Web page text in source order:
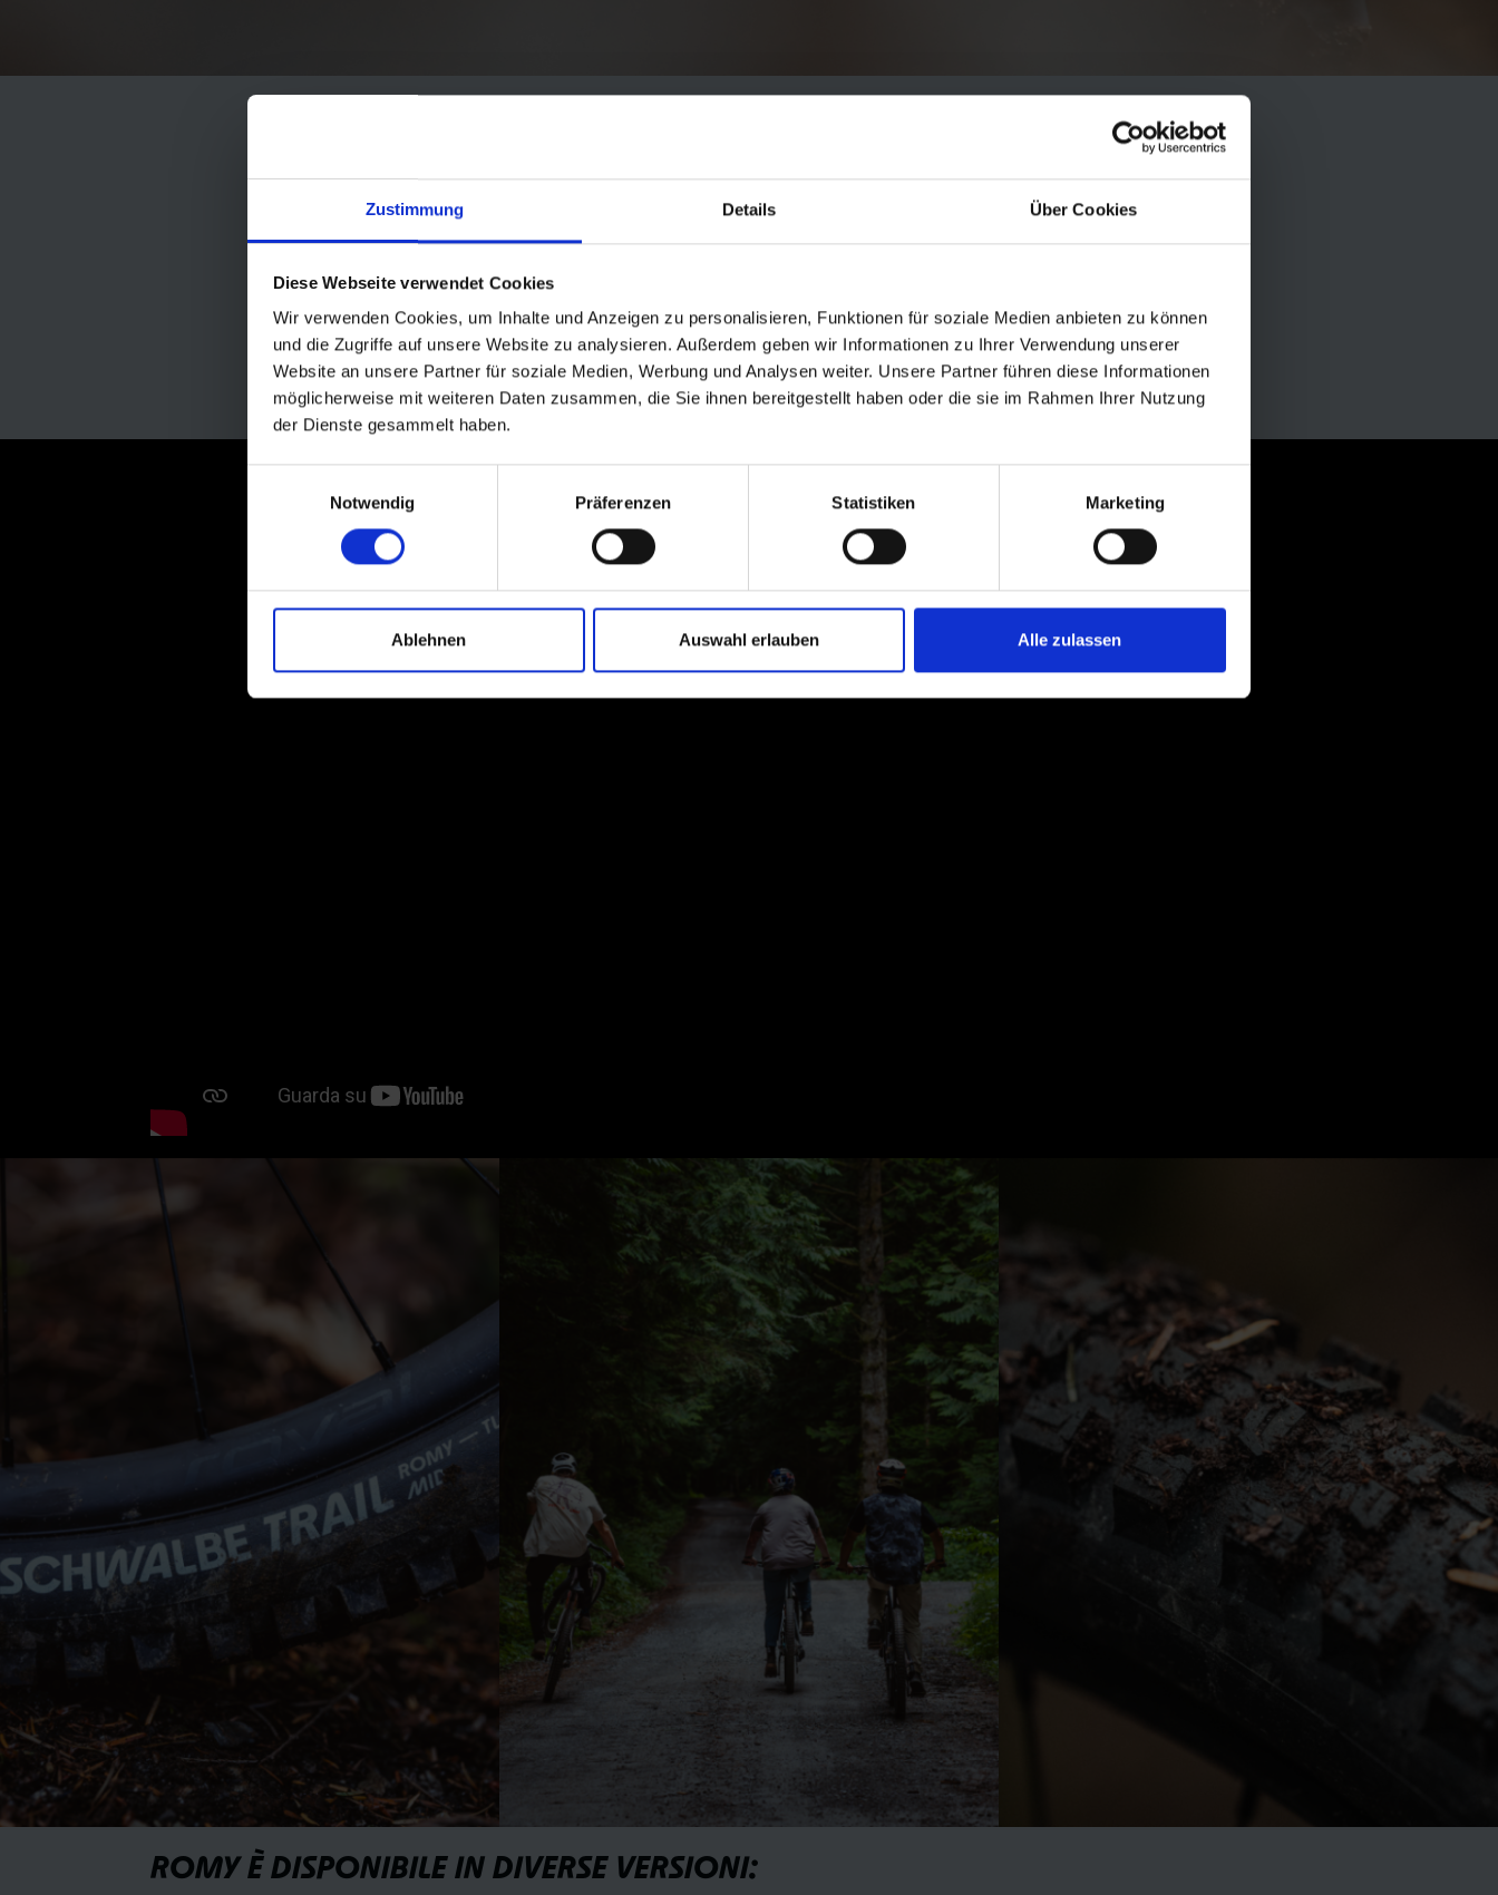
Zustimmung Details Über Cookies
Diese Webseite verwendet Cookies
Wir verwenden Cookies, um Inhalte und Anzeigen zu personalisieren, Funktionen für soziale Medien anbieten zu können
und die Zugriffe auf unsere Website zu analysieren. Außerdem geben wir Informationen zu Ihrer Verwendung unserer
Website an unsere Partner für soziale Medien, Werbung und Analysen weiter. Unsere Partner führen diese Informationen
möglicherweise mit weiteren Daten zusammen, die Sie ihnen bereitgestellt haben oder die sie im Rahmen Ihrer Nutzung
der Dienste gesammelt haben.
Notwendig
Präferenzen Statistiken Marketing
Ablehnen Auswahl erlauben Alle zulassen
PLAYFULNESS BEHIND. AS A KID YOU'RE ALWAYS
PLAYING BUT THEN AS AN ADULT SOMETIMES PEOPLE
FORGET HOW TO PLAY AND HOW IMPORTANT IT IS TO
PLAY."
ROMY È DISPONIBILE IN DIVERSE VERSIONI: